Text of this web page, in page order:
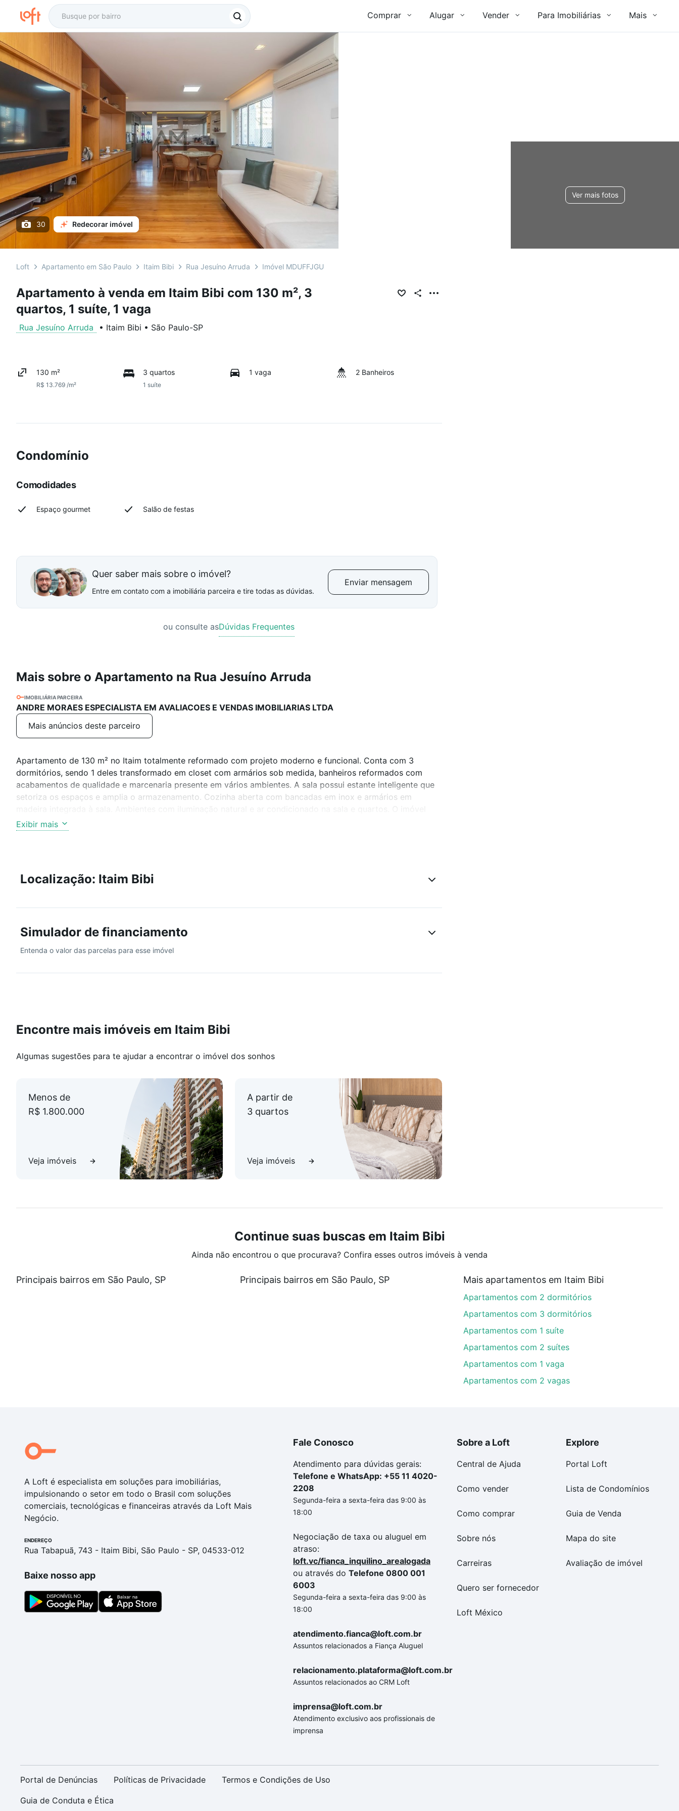
Comprar Alugar Vender Para Imobiliárias Mais
Ver mais fotos
30 Redecorar imóvel
Loft Apartamento em São Paulo Itaim Bibi Rua Jesuíno Arruda Imóvel MDUFFJGU
Apartamento à venda em Itaim Bibi com 130 m², 3
quartos, 1 suíte, 1 vaga
Rua Jesuíno Arruda • Itaim Bibi • São Paulo-SP
130 m²
R$ 13.769 /m²
3 quartos
1 suíte
1 vaga 2 Banheiros
Condomínio
Comodidades
Espaço gourmet Salão de festas
Quer saber mais sobre o imóvel?
Entre em contato com a imobiliária parceira e tire todas as dúvidas.
Enviar mensagem
ou consulte asDúvidas Frequentes
Mais sobre o Apartamento na Rua Jesuíno Arruda
IMOBILIÁRIA PARCEIRA
ANDRE MORAES ESPECIALISTA EM AVALIACOES E VENDAS IMOBILIARIAS LTDA
Mais anúncios deste parceiro
Apartamento de 130 m² no Itaim totalmente reformado com projeto moderno e funcional. Conta com 3
dormitórios, sendo 1 deles transformado em closet com armários sob medida, banheiros reformados com
acabamentos de qualidade e marcenaria presente em vários ambientes. A sala possui estante inteligente que
setoriza os espaços e amplia o armazenamento. Cozinha aberta com bancadas em inox e armários em
dispõe de 1 vaga de garagem. O prédio oferece salão de festas. Localização privilegiada no Itaim, próximo a
restaurantes, bares, cafés e ampla infraestrutura de serviços. Preço e disponibilidade do imóvel sujeitos a
Exibir mais
Localização: Itaim Bibi
Simulador de financiamento
Entenda o valor das parcelas para esse imóvel
Encontre mais imóveis em Itaim Bibi
Algumas sugestões para te ajudar a encontrar o imóvel dos sonhos
Menos de
R$ 1.800.000
Veja imóveis
A partir de
3 quartos
Veja imóveis
Continue suas buscas em Itaim Bibi
Ainda não encontrou o que procurava? Confira esses outros imóveis à venda
Principais bairros em São Paulo, SP Principais bairros em São Paulo, SP Mais apartamentos em Itaim Bibi
Apartamentos com 2 dormitórios
Apartamentos com 3 dormitórios
Apartamentos com 1 suíte
Apartamentos com 2 suítes
Apartamentos com 1 vaga
Apartamentos com 2 vagas
A Loft é especialista em soluções para imobiliárias,
impulsionando o setor em todo o Brasil com soluções
comerciais, tecnológicas e financeiras através da Loft Mais
Negócio.
ENDEREÇO
Rua Tabapuã, 743 - Itaim Bibi, São Paulo - SP, 04533-012
Baixe nosso app
Fale Conosco
Atendimento para dúvidas gerais:
Telefone e WhatsApp: +55 11 4020-
2208
Segunda-feira a sexta-feira das 9:00 às
18:00
Negociação de taxa ou aluguel em
atraso:
loft.vc/fianca_inquilino_arealogada
ou através do Telefone 0800 001
6003
Segunda-feira a sexta-feira das 9:00 às
18:00
atendimento.fianca@loft.com.br
Assuntos relacionados a Fiança Aluguel
relacionamento.plataforma@loft.com.br
Assuntos relacionados ao CRM Loft
imprensa@loft.com.br
Atendimento exclusivo aos profissionais de
imprensa
Sobre a Loft
Central de Ajuda
Como vender
Como comprar
Sobre nós
Carreiras
Quero ser fornecedor
Loft México
Explore
Portal Loft
Lista de Condomínios
Guia de Venda
Mapa do site
Avaliação de imóvel
Portal de Denúncias Políticas de Privacidade Termos e Condições de Uso
Guia de Conduta e Ética